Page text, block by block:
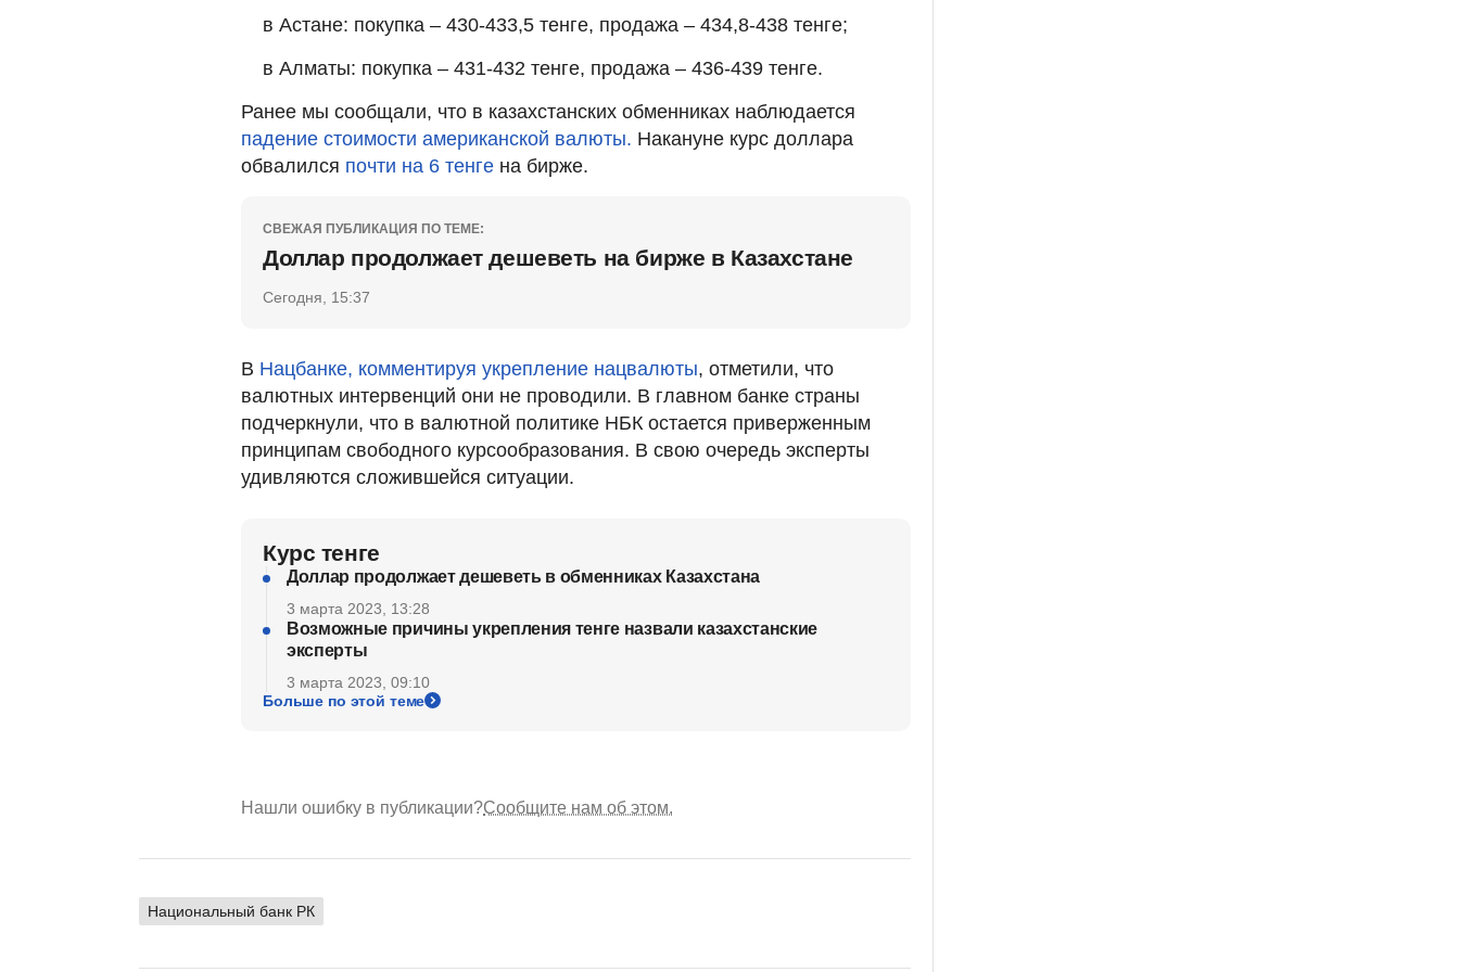
в Астане: покупка – 430-433,5 тенге, продажа – 434,8-438 тенге;
в Алматы: покупка – 431-432 тенге, продажа – 436-439 тенге.
Ранее мы сообщали, что в казахстанских обменниках наблюдается
падение стоимости американской валюты. Накануне курс доллара
обвалился почти на 6 тенге на бирже.
СВЕЖАЯ ПУБЛИКАЦИЯ ПО ТЕМЕ:
Доллар продолжает дешеветь на бирже в Казахстане
Сегодня, 15:37
В Нацбанке, комментируя укрепление нацвалюты, отметили, что
валютных интервенций они не проводили. В главном банке страны
подчеркнули, что в валютной политике НБК остается приверженным
принципам свободного курсообразования. В свою очередь эксперты
удивляются сложившейся ситуации.
Курс тенге
Доллар продолжает дешеветь в обменниках Казахстана
3 марта 2023, 13:28
Возможные причины укрепления тенге назвали казахстанские
эксперты
3 марта 2023, 09:10
Больше по этой теме
Нашли ошибку в публикации?Сообщите нам об этом.
Национальный банк РК